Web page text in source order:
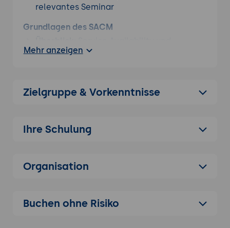
relevantes Seminar
Grundlagen des SACM
Continuity Management (SACM) ist ein
dass IT-Dienste verfügbar sind und nach
Ziele des SACM:
Ausfällen durch effektive Notfallplanung.
ITSM-Disziplinen wie Incident
Mehr anzeigen
Zielgruppe & Vorkenntnisse
Ihre Schulung
Organisation
Buchen ohne Risiko